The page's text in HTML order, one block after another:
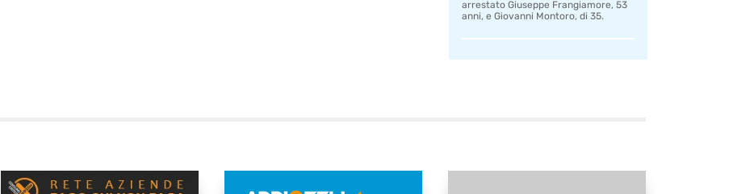
arrestato Giuseppe Frangiamore, 53
anni, e Giovanni Montoro, di 35.